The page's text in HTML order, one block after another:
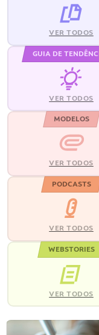
VER TODOS
GUIA DE
VER TODOS
MODELOS
VER TODOS
PODCASTS
VER TODOS
WEBSTORIES
VER TODOS